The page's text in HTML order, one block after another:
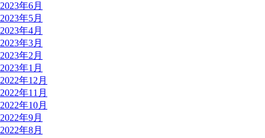
2023年6月
2023年5月
2023年4月
2023年3月
2023年2月
2023年1月
2022年12月
2022年11月
2022年10月
2022年9月
2022年8月